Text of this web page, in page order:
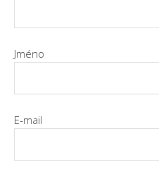
Jméno
E-mail